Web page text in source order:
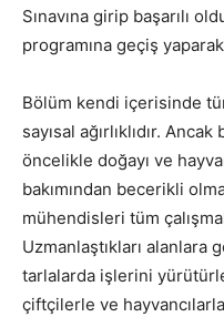
Sınavına girip başarılı
programına geçiş
Bölüm kendi içerisinde
sayısal ağırlıklıdır.
öncelikle doğayı ve
bakımından becerikli
mühendisleri tüm
Uzmanlaştıkları
tarlalarda işlerini
çiftçilerle ve